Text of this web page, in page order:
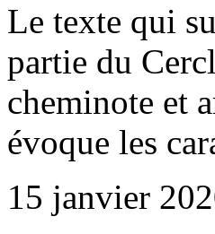
Le texte qui
partie du
cheminote et
évoque les
15 janvier